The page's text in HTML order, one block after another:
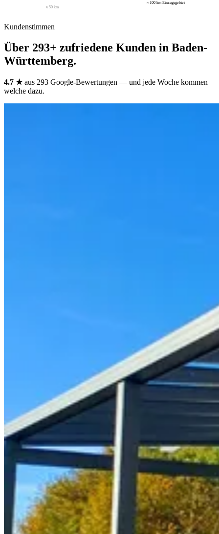
≈ 50 km
~ 100 km Einzugsgebiet
Kundenstimmen
Über 293+ zufriedene Kunden in Baden-
Württemberg.
4.7 ★aus 293 Google-Bewertungen — und jede Woche kommen
welche dazu.